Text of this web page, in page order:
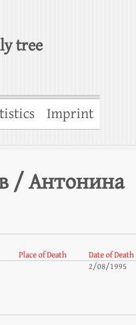
tree
Imprint
/ Антонина
Place of Death
Date of Death
2/08/1995